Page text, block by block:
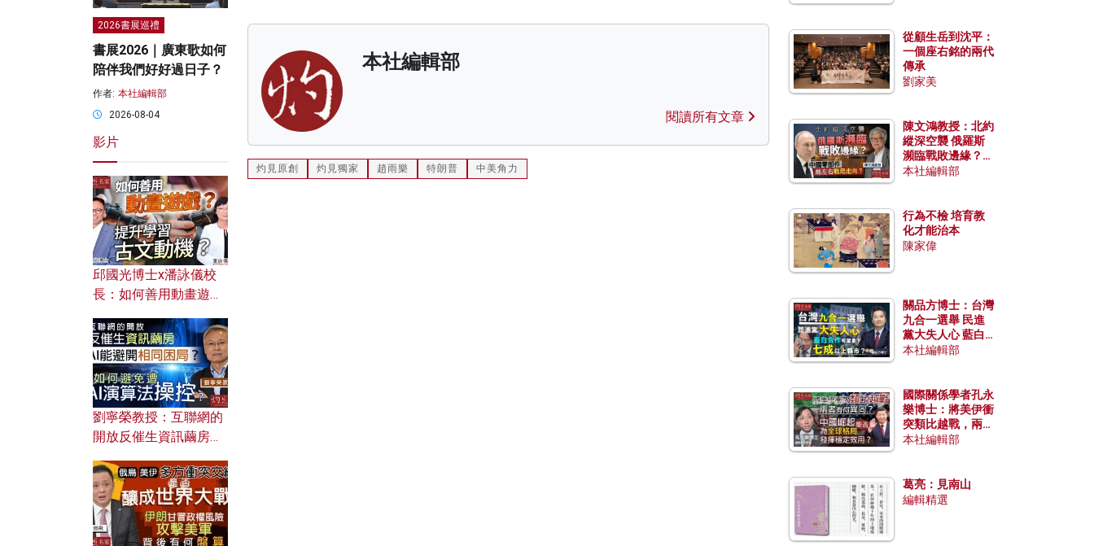
本社編輯部
閱讀所有文章
灼見原創 灼見獨家 趙雨樂 特朗普 中美角力
2026書展巡禮
書展2026｜廣東歌如何
陪伴我們好好過日子？
作者: 本社編輯部
2026-08-04
影片
邱國光博士x潘詠儀校
長：如何善用動畫遊戲
劉寧榮教授：互聯網的
開放反催生資訊繭房，
何避免遭AI演算法操
控？
從顧生岳到沈平：
一個座右銘的兩代
傳承
劉家美
陳文鴻教授：北約
縱深空襲 俄羅斯
瀕臨戰敗邊緣？中
國零部件能左右戰
本社編輯部
行為不檢 培育教
化才能治本
陳家偉
關品方博士：台灣
九合一選舉 民進
黨大失人心 藍白
合作有望拿下七成
本社編輯部
國際關係學者孔永
樂博士：將美伊衝
突類比越戰，兩者
有何異同？中國崛
本社編輯部
葛亮：見南山
編輯精選